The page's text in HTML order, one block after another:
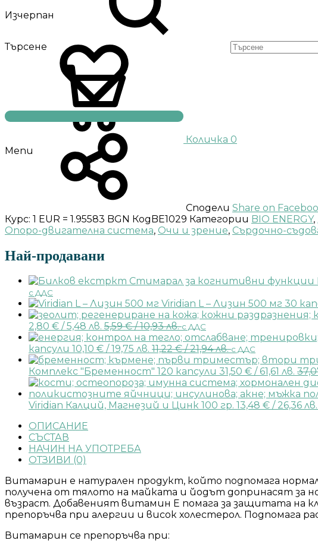
Търсене
Количка 0
Menu
Изчерпан
Сподели Share on
Курс: 1 EUR = 1.95583 BGN КодBE1029 Категории BIO ENERGY,
Опоро-двигателна система, Очи и зрение, Сърдочно-
Най-продавани
с ДДС
Viridian L – Лизин 500 мг 30
2,80 € / 5,48 лв. 5,59€/ 10,93 лв.с ДДС
капсули 10,10 € / 19,75 лв. 11,22€/ 21,94 лв.с ДДС
Комплекс "Бременност" 120 капсули 31,50 € / 61,61 лв.
Viridian Калций, Магнезий и Цинк 100 гр. 13,48 € / 26,36 лв.
ОПИСАНИЕ
СЪСТАВ
НАЧИН НА УПОТРЕБА
ОТЗИВИ (0)
Витамарин е натурален продукт, който подпомага
получена от тялото на майката и йодът допринасят за
възраст. Добавеният витамин Е помага за защитата на
препоръчва при алергии и висок холестерол. Подпомага
Витамарин се препоръчва при: